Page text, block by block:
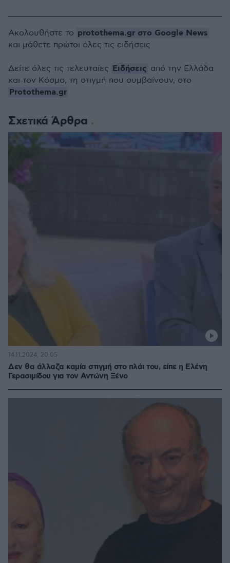
Σχετικά Άρθρα
Δεν θα άλλαζα καμία στιγμή στο πλάι του, είπε η Ελένη
Γερασιμίδου για τον Αντώνη Ξένο
14.11.2024, 20:05
Ακολουθήστε το protothema.gr στο Google News
και μάθετε πρώτοι όλες τις ειδήσεις
Δείτε όλες τις τελευταίες Ειδήσεις από την Ελλάδα
και τον Κόσμο, τη στιγμή που συμβαίνουν, στο
Protothema.gr